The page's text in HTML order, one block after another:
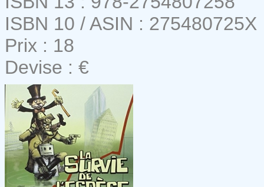
ISBN 10 / ASIN : 275480725X
Prix : 18
Devise : €